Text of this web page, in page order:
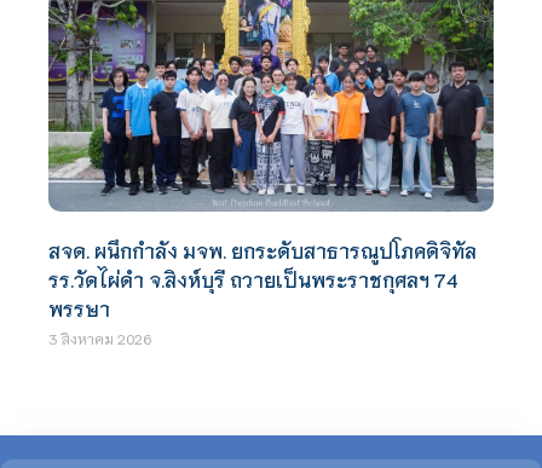
สจด. ผนึกกำลัง มจพ. ยกระดับสาธารณูปโภคดิจิทัล
รร.วัดไผ่ดำ จ.สิงห์บุรี ถวายเป็นพระราชกุศลฯ 74
พรรษา
3 สิงหาคม 2026